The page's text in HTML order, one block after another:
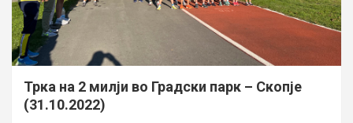
Трка на 2 милји во Градски парк – Скопје
(31.10.2022)